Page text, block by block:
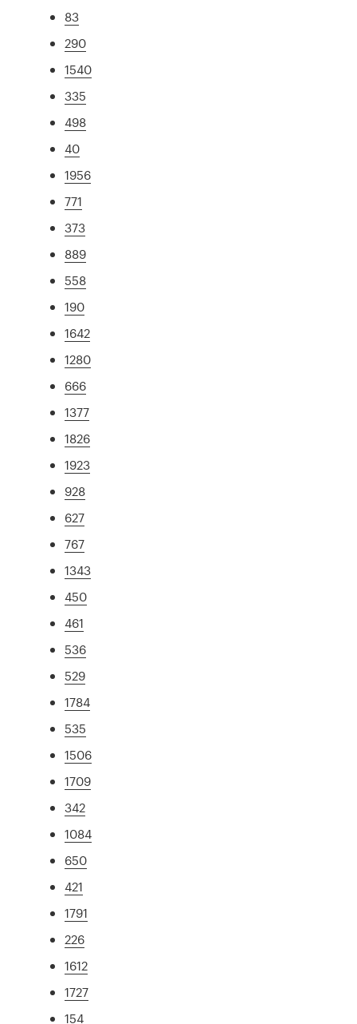
83
290
1540
335
498
40
1956
771
373
889
558
190
1642
1280
666
1377
1826
1923
928
627
767
1343
450
461
536
529
1784
535
1506
1709
342
1084
650
421
1791
226
1612
1727
154